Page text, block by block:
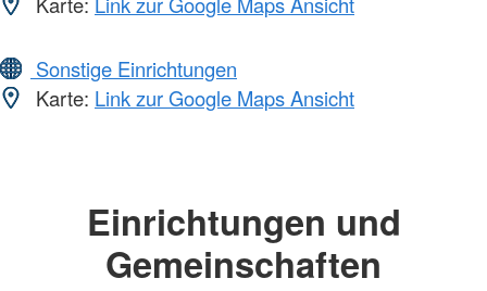
Sonstige Einrichtungen
Karte: Link zur Google Maps Ansicht
Einrichtungen und
Gemeinschaften